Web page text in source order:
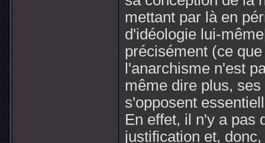
mettant par là en
d'idéologie lui-même
précisément (ce
l'anarchisme n'est
même dire plus,
s'opposent
En effet, il n'y a pas
justification et,